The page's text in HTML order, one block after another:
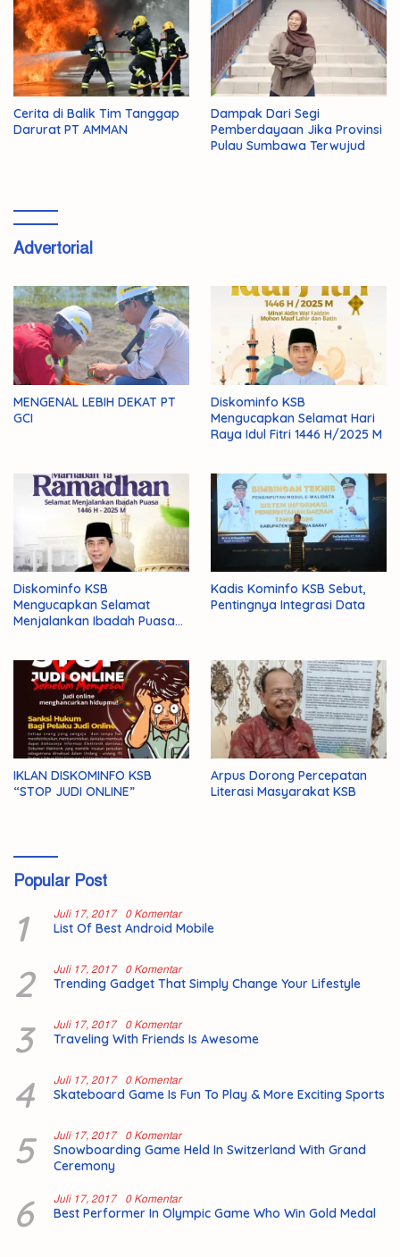
Cerita di Balik Tim Tanggap
Darurat PT AMMAN
Dampak Dari Segi
Pemberdayaan Jika Provinsi
Pulau Sumbawa Terwujud
Advertorial
MENGENAL LEBIH DEKAT PT
GCI
Diskominfo KSB
Mengucapkan Selamat Hari
Raya Idul Fitri 1446 H/2025 M
Diskominfo KSB
Mengucapkan Selamat
Menjalankan Ibadah Puasa
Kadis Kominfo KSB Sebut,
Pentingnya Integrasi Data
IKLAN DISKOMINFO KSB
“STOP JUDI ONLINE”
Arpus Dorong Percepatan
Literasi Masyarakat KSB
Popular Post
1 Juli 17, 2017 0 Komentar
List Of Best Android Mobile
2 Juli 17, 2017 0 Komentar
Trending Gadget That Simply Change Your Lifestyle
3 Juli 17, 2017 0 Komentar
Traveling With Friends Is Awesome
4 Juli 17, 2017 0 Komentar
Skateboard Game Is Fun To Play & More Exciting Sports
5 Juli 17, 2017 0 Komentar
Snowboarding Game Held In Switzerland With Grand
Ceremony
6 Juli 17, 2017 0 Komentar
Best Performer In Olympic Game Who Win Gold Medal